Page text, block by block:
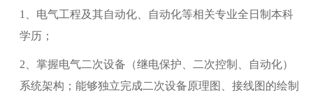
1
、电气工程及其自动化、自动化等相关专业全日制本科
学历；
2、掌握电气二次设备（继电保护、二次控制、自动化）
系统架构；能够独立完成二次设备原理图、接线图的绘制